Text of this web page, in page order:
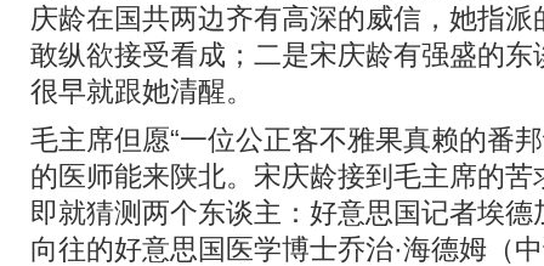
庆龄在国共两边齐有高深的威信，她指
敢纵欲接受看成；二是宋庆龄有强盛的
很早就跟她清醒。
毛主席但愿“一位公正客不雅果真赖的番
的医师能来陕北。宋庆龄接到毛主席的
即就猜测两个东谈主：好意思国记者埃德
向往的好意思国医学博士乔治·海德姆（